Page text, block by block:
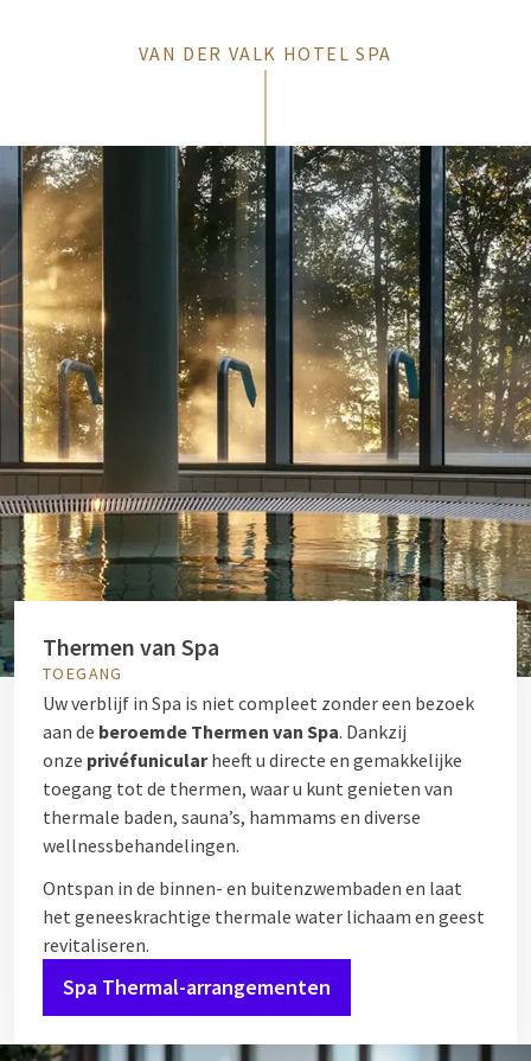
VAN DER VALK HOTEL SPA
Thermen van Spa
TOEGANG
Uw verblijf in Spa is niet compleet zonder een bezoek
aan de beroemde Thermen van Spa. Dankzij
onze privéfunicularheeft u directe en gemakkelijke
toegang tot de thermen, waar u kunt genieten van
thermale baden, sauna’s, hammams en diverse
wellnessbehandelingen.
Ontspan in de binnen- en buitenzwembaden en laat
het geneeskrachtige thermale water lichaam en geest
revitaliseren.
Spa Thermal-arrangementen